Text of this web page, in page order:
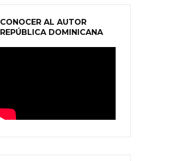
CONOCER AL AUTOR
REPÚBLICA DOMINICANA